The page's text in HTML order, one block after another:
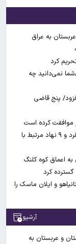
نمی‌دانید چه
افزود/ پنج قاضی
موافقت کرده است
آمریکا تحریم‌های جدیدی علیه ایران اعمال کرد/ ۴ فرد و ۹ نهاد مرتبط با
به اعماق کوه کلنگ
گسترده کرد
و ایلان ماسک را
آرشیو
و عربستان به